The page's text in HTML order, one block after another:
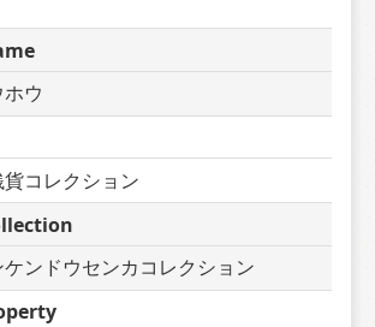
ウ
コレクション
ンドウセンカコレクション